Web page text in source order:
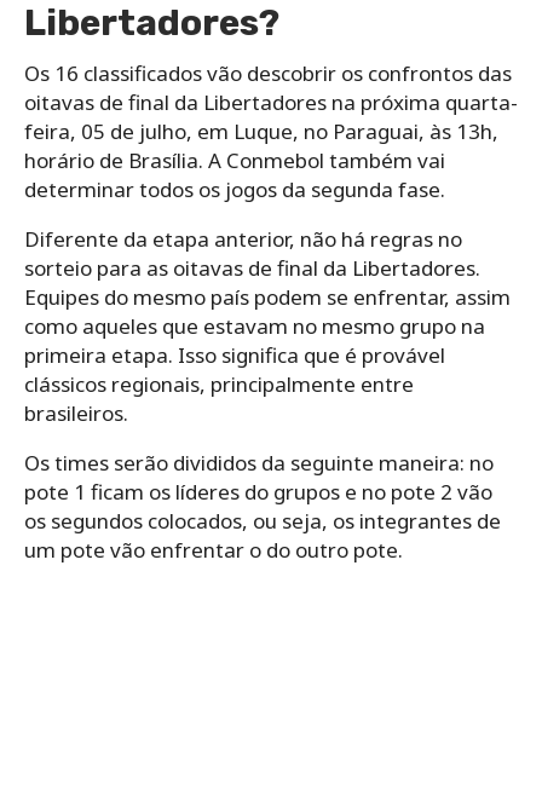
Libertadores?
Os 16 classificados vão descobrir os confrontos das
oitavas de final da Libertadores na próxima quarta-
feira, 05 de julho, em Luque, no Paraguai, às 13h,
horário de Brasília. A Conmebol também vai
determinar todos os jogos da segunda fase.
Diferente da etapa anterior, não há regras no
sorteio para as oitavas de final da Libertadores.
Equipes do mesmo país podem se enfrentar, assim
como aqueles que estavam no mesmo grupo na
primeira etapa. Isso significa que é provável
clássicos regionais, principalmente entre
brasileiros.
Os times serão divididos da seguinte maneira: no
pote 1 ficam os líderes do grupos e no pote 2 vão
os segundos colocados, ou seja, os integrantes de
um pote vão enfrentar o do outro pote.